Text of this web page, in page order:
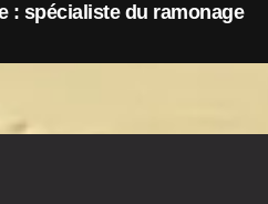
: spécialiste du ramonage